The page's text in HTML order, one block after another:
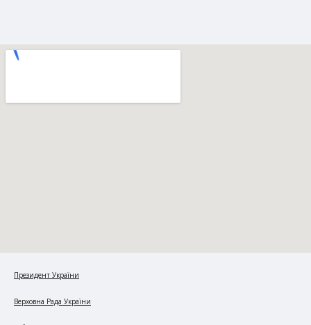
Президент України
Верховна Рада України